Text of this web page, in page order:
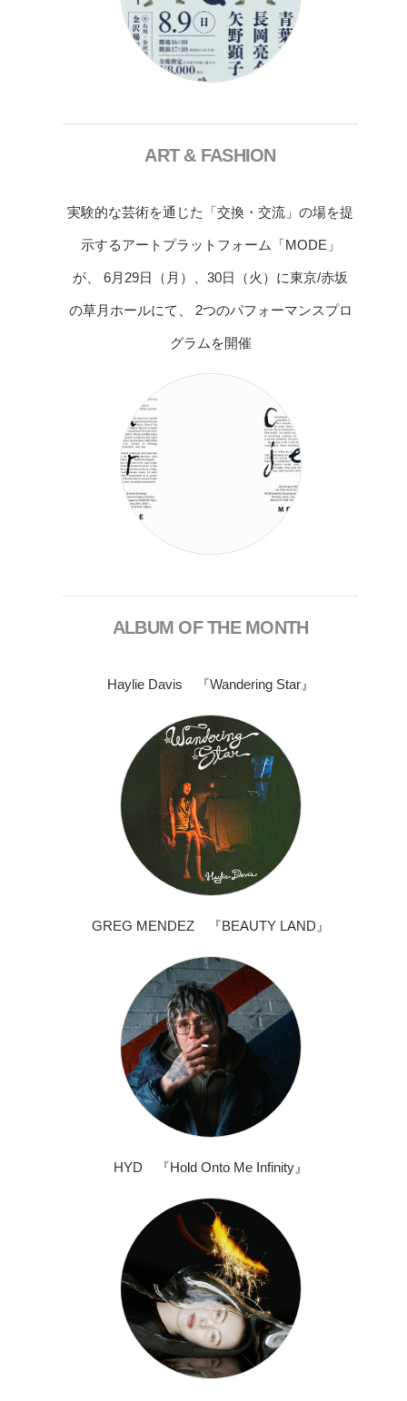
ART & FASHION
実験的な芸術を通じた「交換・交流」の場を提
示するアートプラットフォーム「MODE」
が、 6月29日（月）、30日（火）に東京/赤坂
の草月ホールにて、 2つのパフォーマンスプロ
グラムを開催
ALBUM OF THE MONTH
Haylie Davis 『Wandering Star』
GREG MENDEZ 『BEAUTY LAND』
HYD 『Hold Onto Me Infinity』